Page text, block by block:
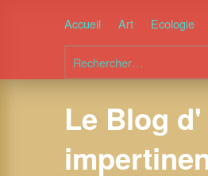
Rechercher :
Accueil Art Ecologie
Le Blog